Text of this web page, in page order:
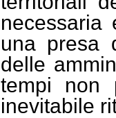
necessaria
una presa
delle
tempi non
inevitabile